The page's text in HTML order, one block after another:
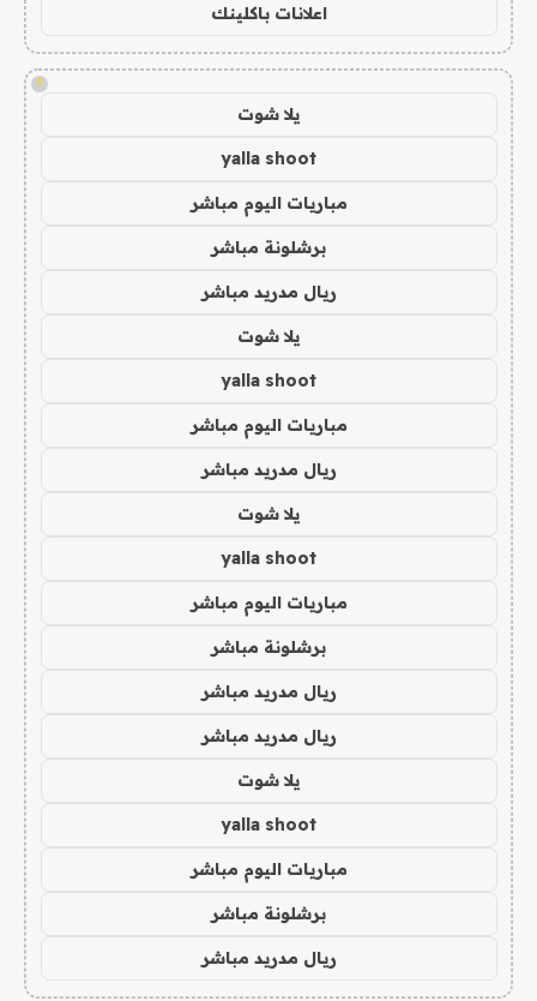
اعلانات باكلينك
!
يلا شوت
yalla shoot
مباريات اليوم مباشر
برشلونة مباشر
ريال مدريد مباشر
يلا شوت
yalla shoot
مباريات اليوم مباشر
ريال مدريد مباشر
يلا شوت
yalla shoot
مباريات اليوم مباشر
برشلونة مباشر
ريال مدريد مباشر
ريال مدريد مباشر
يلا شوت
yalla shoot
مباريات اليوم مباشر
برشلونة مباشر
ريال مدريد مباشر